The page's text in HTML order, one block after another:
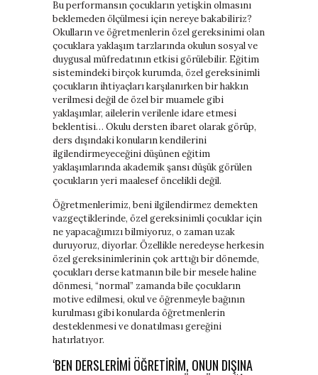
Bu performansın çocukların yetişkin olmasını
beklemeden ölçülmesi için nereye bakabiliriz?
Okulların ve öğretmenlerin özel gereksinimi olan
çocuklara yaklaşım tarzlarında okulun sosyal ve
duygusal müfredatının etkisi görülebilir. Eğitim
sistemindeki birçok kurumda, özel gereksinimli
çocukların ihtiyaçları karşılanırken bir hakkın
verilmesi değil de özel bir muamele gibi
yaklaşımlar, ailelerin verilenle idare etmesi
beklentisi… Okulu dersten ibaret olarak görüp,
ders dışındaki konuların kendilerini
ilgilendirmeyeceğini düşünen eğitim
yaklaşımlarında akademik şansı düşük görülen
çocukların yeri maalesef öncelikli değil.
Öğretmenlerimiz, beni ilgilendirmez demekten
vazgeçtiklerinde, özel gereksinimli çocuklar için
ne yapacağımızı bilmiyoruz, o zaman uzak
duruyoruz, diyorlar. Özellikle neredeyse herkesin
özel gereksinimlerinin çok arttığı bir dönemde,
çocukları derse katmanın bile bir mesele haline
dönmesi, “normal” zamanda bile çocukların
motive edilmesi, okul ve öğrenmeyle bağının
kurulması gibi konularda öğretmenlerin
desteklenmesi ve donatılması gereğini
hatırlatıyor.
‘BEN DERSLERIMI ÖĞRETIRIM, ONUN DIŞINA